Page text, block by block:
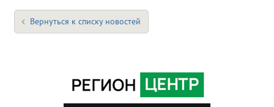
Вернуться к списку новостей